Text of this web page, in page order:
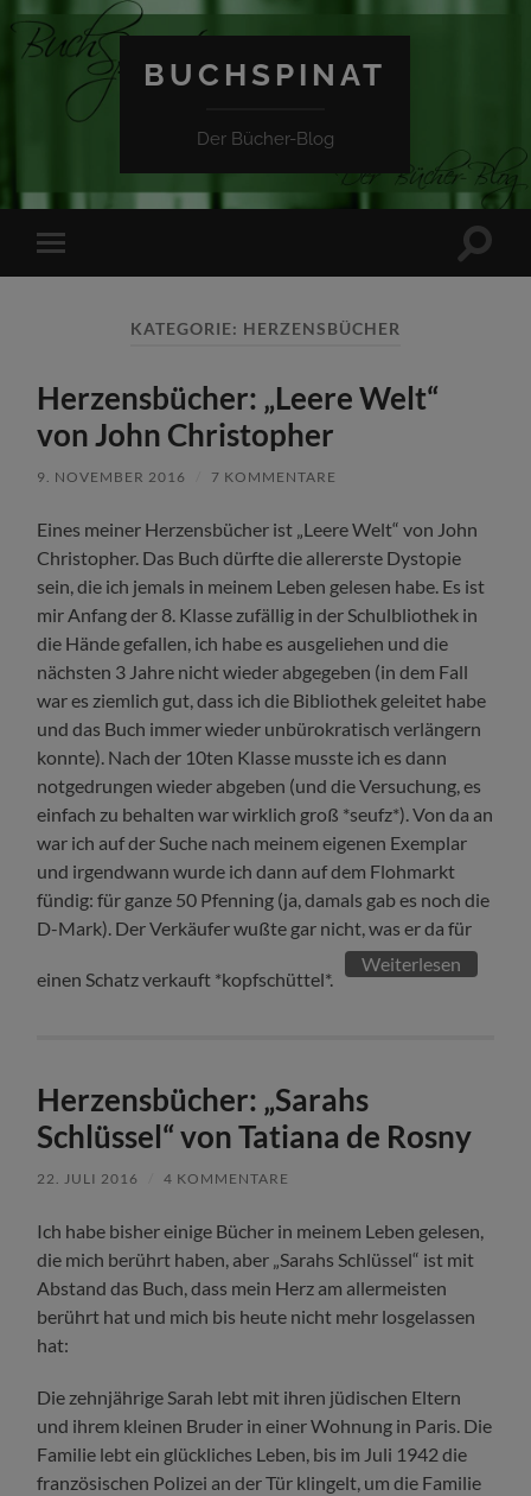
BUCHSPINAT
Der Bücher-Blog
Mobile-
Menü
KATEGORIE: HERZENSBÜCHER
Herzensbücher: „Leere Welt“
von John Christopher
9. NOVEMBER 2016 7 KOMMENTARE
Eines meiner Herzensbücher ist „Leere Welt“ von John
Christopher. Das Buch dürfte die allererste Dystopie
sein, die ich jemals in meinem Leben gelesen habe. Es ist
mir Anfang der 8. Klasse zufällig in der Schulbliothek in
die Hände gefallen, ich habe es ausgeliehen und die
nächsten 3 Jahre nicht wieder abgegeben (in dem Fall
war es ziemlich gut, dass ich die Bibliothek geleitet habe
und das Buch immer wieder unbürokratisch verlängern
konnte). Nach der 10ten Klasse musste ich es dann
notgedrungen wieder abgeben (und die Versuchung, es
einfach zu behalten war wirklich groß *seufz*). Von da an
war ich auf der Suche nach meinem eigenen Exemplar
und irgendwann wurde ich dann auf dem Flohmarkt
fündig: für ganze 50 Pfenning (ja, damals gab es noch die
D-Mark). Der Verkäufer wußte gar nicht, was er da für
einen Schatz verkauft *kopfschüttel*.
Weiterlesen
Herzensbücher: „Sarahs
Schlüssel“ von Tatiana de Rosny
22. JULI 2016 4 KOMMENTARE
Ich habe bisher einige Bücher in meinem Leben gelesen,
die mich berührt haben, aber „Sarahs Schlüssel“ ist mit
Abstand das Buch, dass mein Herz am allermeisten
berührt hat und mich bis heute nicht mehr losgelassen
hat:
Die zehnjährige Sarah lebt mit ihren jüdischen Eltern
und ihrem kleinen Bruder in einer Wohnung in Paris. Die
Familie lebt ein glückliches Leben, bis im Juli 1942 die
französischen Polizei an der Tür klingelt, um die Familie